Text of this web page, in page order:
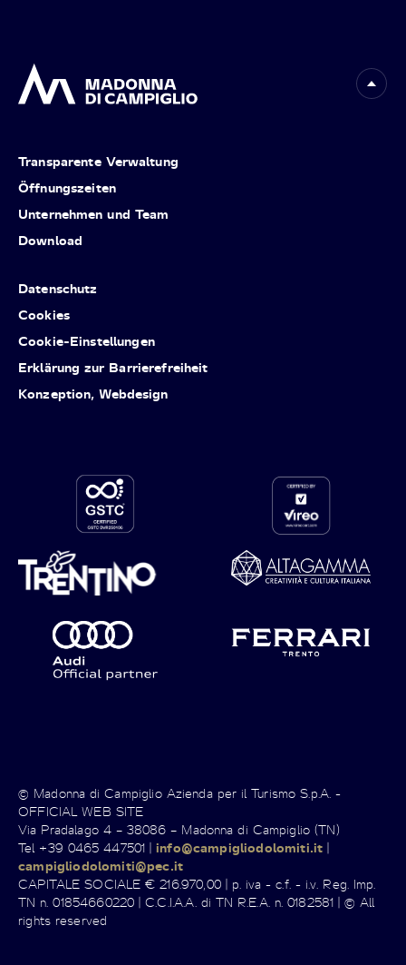
Transparente Verwaltung
Öffnungszeiten
Unternehmen und Team
Download
Datenschutz
Cookies
Cookie-Einstellungen
Erklärung zur Barrierefreiheit
Konzeption, Webdesign
© Madonna di Campiglio Azienda per il Turismo S.p.A. -
OFFICIAL WEB SITE
Via Pradalago 4 – 38086 – Madonna di Campiglio (TN)
Tel +39 0465 447501 |info@campigliodolomiti.it |
campigliodolomiti@pec.it
CAPITALE SOCIALE € 216.970,00 | p. iva - c.f. - i.v. Reg. Imp.
TN n. 01854660220 | C.C.I.A.A. di TN R.E.A. n. 0182581 | © All
rights reserved